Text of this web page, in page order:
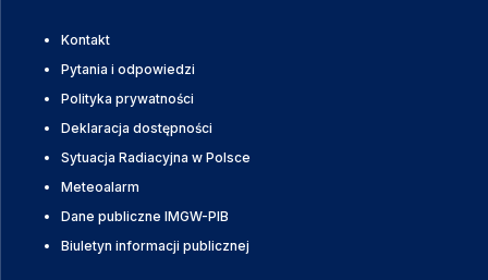
Kontakt
Pytania i odpowiedzi
Polityka prywatności
Deklaracja dostępności
Sytuacja Radiacyjna w Polsce
Meteoalarm
Dane publiczne IMGW-PIB
Biuletyn informacji publicznej